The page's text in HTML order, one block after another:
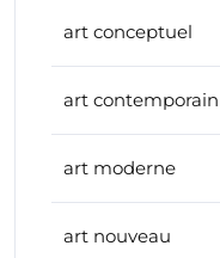
art conceptuel
art contemporain
art moderne
art nouveau